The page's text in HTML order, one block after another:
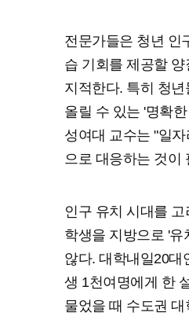
전문가들은 청년 인
습 기회를 제공할
지적한다. 특히 청
올릴 수 있는 '명확
성여대 교수는 "일
으로 대응하는 것이
인구 유치 시대를
학생을 지방으로 '유
않다. 대학내일20대
생 1천여명에게 한
물었을 때 수도권